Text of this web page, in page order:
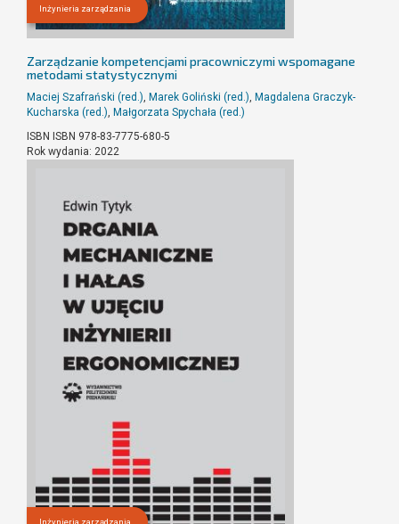
Inżynieria zarządzania
Zarządzanie kompetencjami pracowniczymi wspomagane
metodami statystycznymi
Maciej Szafrański (red.), Marek Goliński (red.), Magdalena Graczyk-
Kucharska (red.), Małgorzata Spychała (red.)
ISBN ISBN 978-83-7775-680-5
Rok wydania: 2022
Inżynieria zarządzania